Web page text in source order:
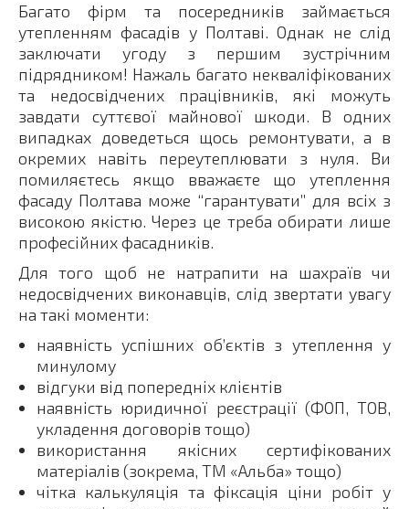
Багато фірм та посередників займається
утепленням фасадів у Полтаві. Однак не слід
заключати угоду з першим зустрічним
підрядником! Нажаль багато некваліфікованих
та недосвідчених працівників, які можуть
завдати суттєвої майнової шкоди. В одних
випадках доведеться щось ремонтувати, а в
окремих навіть переутеплювати з нуля. Ви
помиляєтесь якщо вважаєте що утеплення
фасаду Полтава може “гарантувати” для всіх з
високою якістю. Через це треба обирати лише
професійних фасадників.
Для того щоб не натрапити на шахраїв чи
недосвідчених виконавців, слід звертати увагу
на такі моменти:
наявність успішних об’єктів з утеплення у
минулому
відгуки від попередніх клієнтів
наявність юридичної реєстрації (ФОП, ТОВ,
укладення договорів тощо)
використання якісних сертифікованих
матеріалів (зокрема, ТМ «Альба» тощо)
чітка калькуляція та фіксація ціни робіт у